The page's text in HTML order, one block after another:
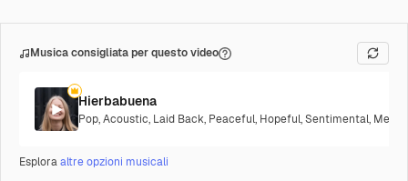
Musica consigliata per questo video
Hierbabuena
Pop,Acoustic, Laid Back, Peaceful, Hopeful,Sentimental,
Esploraaltre opzioni musicali